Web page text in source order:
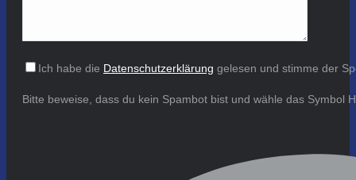
Ich habe die Datenschutzerklärung gelesen und stimme der
Bitte beweise, dass du kein Spambot bist und wähle das Symbol